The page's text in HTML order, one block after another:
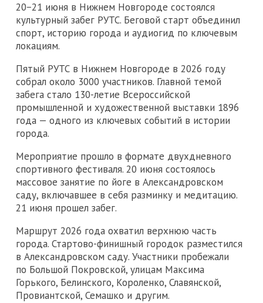
20−21 июня в Нижнем Новгороде состоялся
культурный забег РУТС. Беговой старт объединил
спорт, историю города и аудиогид по ключевым
локациям.
Пятый РУТС в Нижнем Новгороде в 2026 году
собрал около 3000 участников. Главной темой
забега стало 130-летие Всероссийской
промышленной и художественной выставки 1896
года — одного из ключевых событий в истории
города.
Мероприятие прошло в формате двухдневного
спортивного фестиваля. 20 июня состоялось
массовое занятие по йоге в Александровском
саду, включавшее в себя разминку и медитацию.
21 июня прошел забег.
Маршрут 2026 года охватил верхнюю часть
города. Стартово-финишный городок разместился
в Александровском саду. Участники пробежали
по Большой Покровской, улицам Максима
Горького, Белинского, Короленко, Славянской,
Провиантской, Семашко и другим.